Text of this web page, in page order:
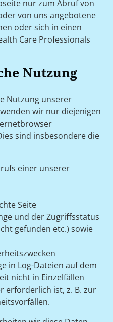
nur zum Abruf von
von uns angebotene
oder sich in einen
Care Professionals
Nutzung
Nutzung unserer
wir nur diejenigen
sind insbesondere die
einer unserer
Seite
und der Zugriffsstatus
gefunden etc.) sowie
in Log-Dateien auf dem
nicht in Einzelfällen
erforderlich ist, z. B. zur